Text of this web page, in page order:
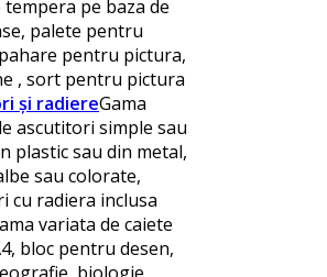
tempera pe baza de
palete pentru
pentru pictura,
, sort pentru pictura
și radiereGama
ascutitori simple sau
plastic sau din metal,
sau colorate,
cu radiera inclusa
variata de caiete
bloc pentru desen,